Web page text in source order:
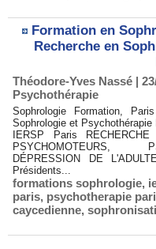
Formation en
Recherche en
Théodore-Yves Nassé |
Psychothérapie
Sophrologie Formation,
Sophrologie et
IERSP Paris
PSYCHOMOTEURS,
DÉPRESSION DE
Présidents...
formations sophrologie,
paris, psychotherapie
caycedienne,